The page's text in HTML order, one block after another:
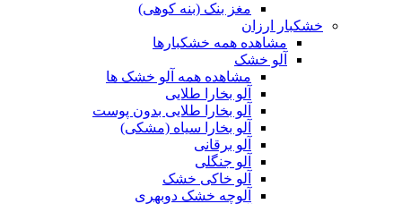
مغز بنک (بنه کوهی)
خشکبار ارزان
مشاهده همه خشکبارها
آلو خشک
مشاهده همه آلو خشک ها
آلو بخارا طلایی
آلو بخارا طلایی بدون پوست
آلو بخارا سیاه (مشکی)
آلو برقانی
آلو جنگلی
آلو خاکی خشک
آلوچه خشک دوبهری